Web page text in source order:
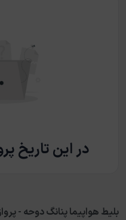
در این تاریخ
بلیط هواپیما پنانگ دوحه -